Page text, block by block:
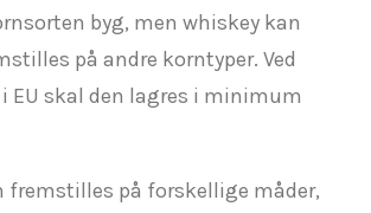
byg, men whiskey kan
på andre korntyper. Ved
skal den lagres i minimum
fremstilles på forskellige måder,